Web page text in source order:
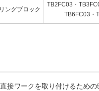
ングブロック
TB2FC03・
TB6FC03・
接ワークを取り付けるため